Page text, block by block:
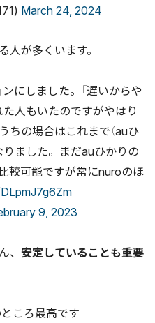
March 24, 2024
が多くいます。
にしました。「遅いからや
人もいたのですがやはり
ちの場合はこれまで（auひ
りました。まだauひかりの
較可能ですが常にnuroのほ
9, 2023
、 安定していることも重要
ころ最高です